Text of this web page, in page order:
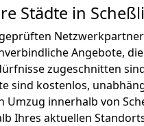
Städte in
Angebote,
zugeschnitten
sind kostenlos,
Umzug innerhalb von
Ihres aktuellen